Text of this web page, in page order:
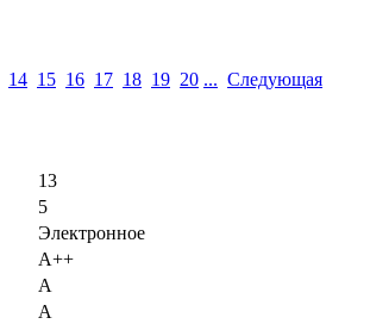
14 15 16 17 18 19 20 ... Следующая
13
5
Электронное
А++
А
А